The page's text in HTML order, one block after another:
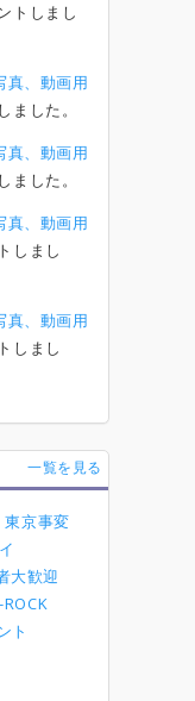
Perc
終了
Perc
終了
Perc
終了
Perc
終了
トしまし
真、動画用
ました。
真、動画用
ました。
真、動画用
しまし
真、動画用
しまし
一覧を見る
東京事変
大歓迎
ROCK
ト